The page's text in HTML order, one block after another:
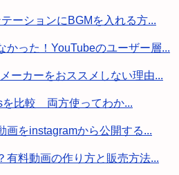
ーションにBGMを入れる方...
かった！YouTubeのユーザー層...
ーカーをおススメしない理由...
を比較 両方使ってわか...
画をinstagramから公開する...
有料動画の作り方と販売方法...